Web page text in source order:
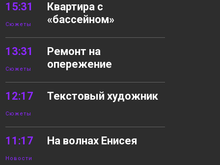
15:31
Сюжеты
Квартира с
«бассейном»
13:31
Сюжеты
Ремонт на
опережение
12:17
Сюжеты
Текстовый художник
11:17
Новости
На волнах Енисея